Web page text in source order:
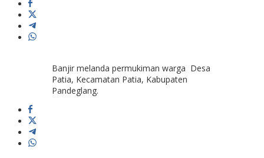
Banjir melanda permukiman warga Desa
Patia, Kecamatan Patia, Kabupaten
Pandeglang.